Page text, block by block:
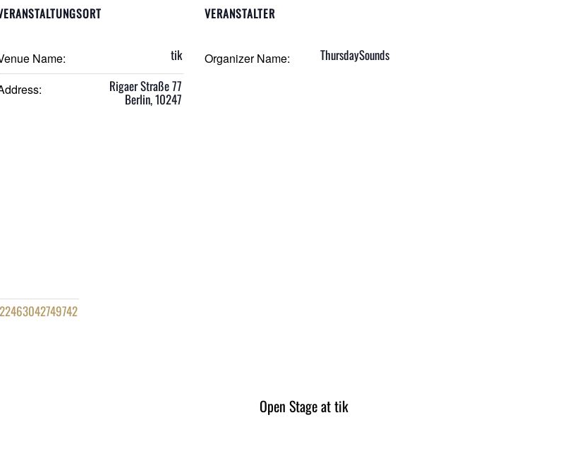
Name: tik
Rigaer Straße 77
Berlin,10247
VERANSTALTER
Organizer Name: ThursdaySounds
Open Stage at tik